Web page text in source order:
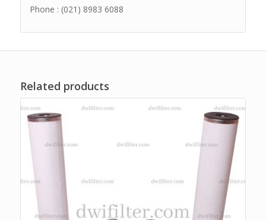
Phone : (021) 8983 6088
Related products